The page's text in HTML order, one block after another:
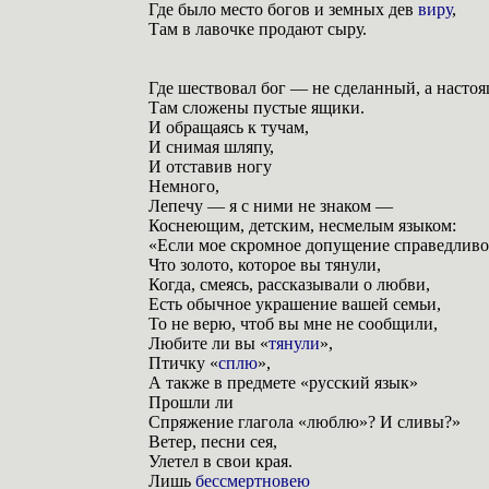
Где было место богов и земных дев виру,
Там в лавочке продают сыру.
Где шествовал бог — не сделанный, а
Там сложены пустые ящики.
И обращаясь к тучам,
И снимая шляпу,
И отставив ногу
Немного,
Лепечу — я с ними не знаком —
Коснеющим, детским, несмелым языком:
«Если мое скромное допущение
Что золото, которое вы тянули,
Когда, смеясь, рассказывали о любви,
Есть обычное украшение вашей семьи,
То не верю, чтоб вы мне не сообщили,
Любите ли вы «тянули»,
Птичку «сплю»,
А также в предмете «русский язык»
Прошли ли
Спряжение глагола «люблю»? И сливы?»
Ветер, песни сея,
Улетел в свои края.
Лишь бессмертновею